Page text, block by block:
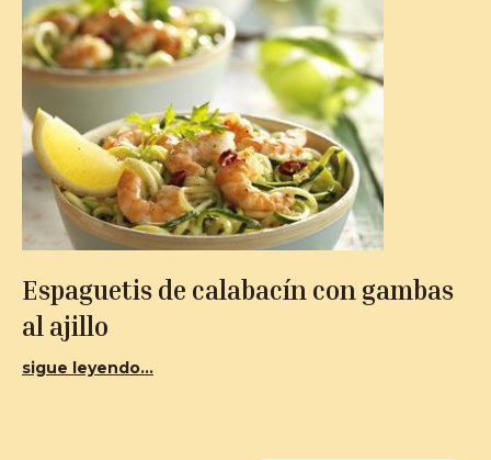
Espaguetis de calabacín con gambas
al ajillo
sigue leyendo...